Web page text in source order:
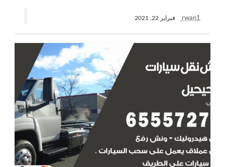
rwan1 فبراير 22, 2021